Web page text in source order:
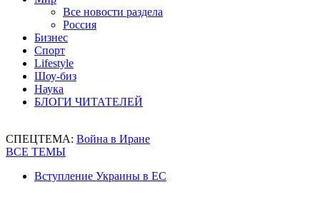
Все новости раздела
Россия
Бизнес
Спорт
Lifestyle
Шоу-биз
Наука
БЛОГИ ЧИТАТЕЛЕЙ
СПЕЦТЕМА: Война в Иране
ВСЕ ТЕМЫ
Вступление Украины в ЕС